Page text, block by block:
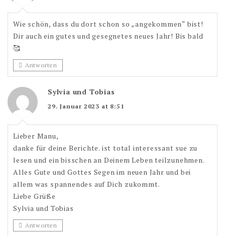
Wie schön, dass du dort schon so „angekommen“ bist!
Dir auch ein gutes und gesegnetes neues Jahr! Bis bald
🥰
Antworten
Sylvia und Tobias
29. Januar 2023 at 8:51
Lieber Manu,
danke für deine Berichte. ist total interessant sue zu
lesen und ein bisschen an Deinem Leben teilzunehmen.
Alles Gute und Gottes Segen im neuen Jahr und bei
allem was spannendes auf Dich zukommt.
Liebe Grüße
Sylvia und Tobias
Antworten